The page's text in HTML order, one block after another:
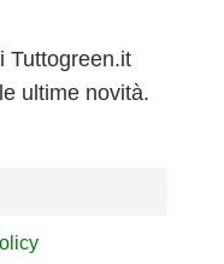
Tuttogreen.it
ultime novità.